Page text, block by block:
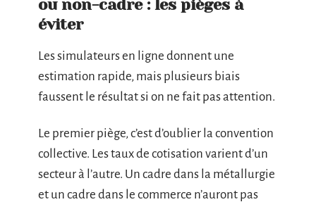
ou non-cadre : les pièges à
éviter
Les simulateurs en ligne donnent une
estimation rapide, mais plusieurs biais
faussent le résultat si on ne fait pas attention.
Le premier piège, c’est d’oublier la convention
collective. Les taux de cotisation varient d’un
secteur à l’autre. Un cadre dans la métallurgie
et un cadre dans le commerce n’auront pas